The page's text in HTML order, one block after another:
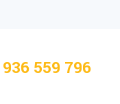
936 559 796